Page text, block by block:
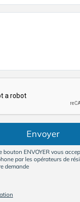
Envoyer
bouton ENVOYER vous
par les opérateurs de
demande